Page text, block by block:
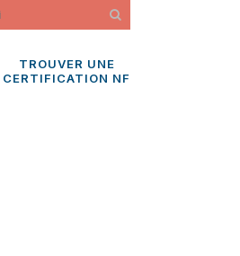
TROUVER UNE
CERTIFICATION NF